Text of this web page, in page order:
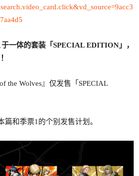
一体的套装「SPECIAL EDITION」，
the Wolves』仅发售「SPECIAL
和季票1的个别发售计划。